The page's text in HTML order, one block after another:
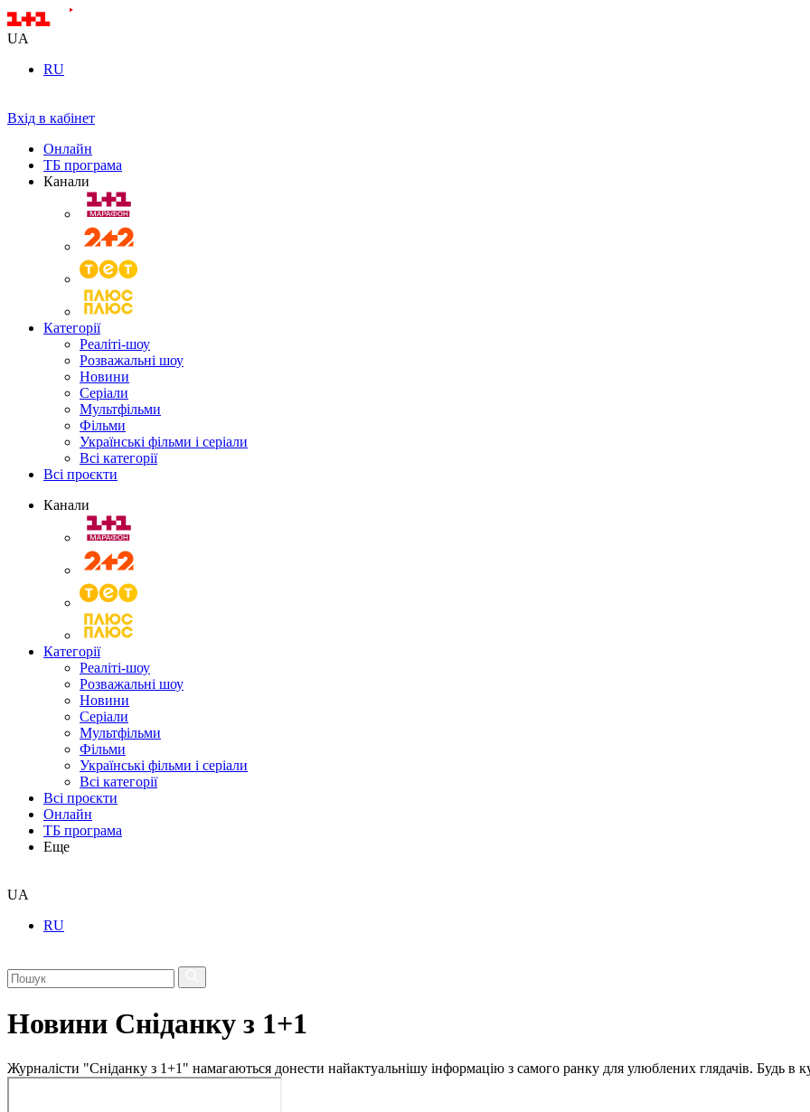
UA
RU
Вхід в кабінет
Онлайн
ТБ програма
Канали
Категорії
Реаліті-шоу
Розважальні шоу
Новини
Серіали
Мультфільми
Фільми
Українські фільми і серіали
Всі категорії
Всі проєкти
Канали
Категорії
Реаліті-шоу
Розважальні шоу
Новини
Серіали
Мультфільми
Фільми
Українські фільми і серіали
Всі категорії
Всі проєкти
Онлайн
ТБ програма
Еще
UA
RU
Новини Сніданку з 1+1
Журналісти "Сніданку з 1+1" намагаються донести найактуальнішу інформацію з самого ранку для улюблених глядачів. Будь в